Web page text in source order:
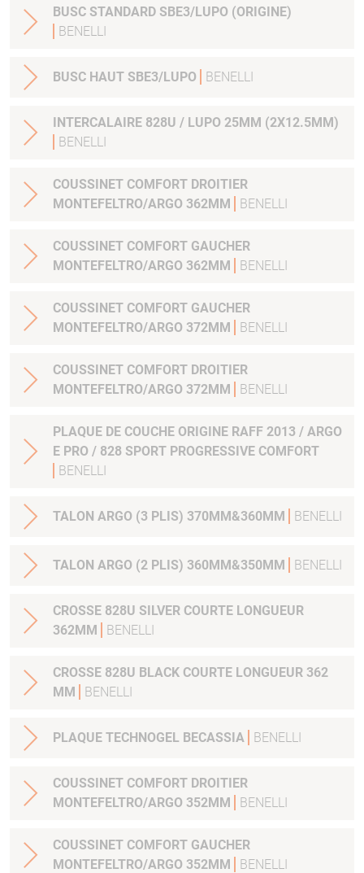
BUSC STANDARD SBE3/LUPO (ORIGINE)
BENELLI
BUSC HAUT SBE3/LUPO BENELLI
INTERCALAIRE 828U / LUPO 25MM (2X12.5MM)
BENELLI
COUSSINET COMFORT DROITIER
MONTEFELTRO/ARGO 362MM
BENELLI
COUSSINET COMFORT GAUCHER
MONTEFELTRO/ARGO 362MM
BENELLI
COUSSINET COMFORT GAUCHER
MONTEFELTRO/ARGO 372MM
BENELLI
COUSSINET COMFORT DROITIER
MONTEFELTRO/ARGO 372MM
BENELLI
PLAQUE DE COUCHE ORIGINE RAFF 2013 / ARGO
E PRO / 828 SPORT PROGRESSIVE COMFORT
BENELLI
TALON ARGO (3 PLIS) 370MM&360MM BENELLI
TALON ARGO (2 PLIS) 360MM&350MM BENELLI
CROSSE 828U SILVER COURTE LONGUEUR
362MM
BENELLI
CROSSE 828U BLACK COURTE LONGUEUR 362
MM
BENELLI
PLAQUE TECHNOGEL BECASSIA BENELLI
COUSSINET COMFORT DROITIER
MONTEFELTRO/ARGO 352MM
BENELLI
COUSSINET COMFORT GAUCHER
MONTEFELTRO/ARGO 352MM
BENELLI